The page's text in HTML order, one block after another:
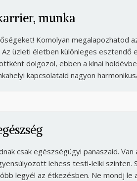
munka
Komolyan megalapozhatod
üzleti életben különleges
dolgozol, ebben a kínai
kapcsolataid nagyon
csak egészségügyi panaszaid.
lehess testi-lelki
legyél az étkezésben. Ne mondj